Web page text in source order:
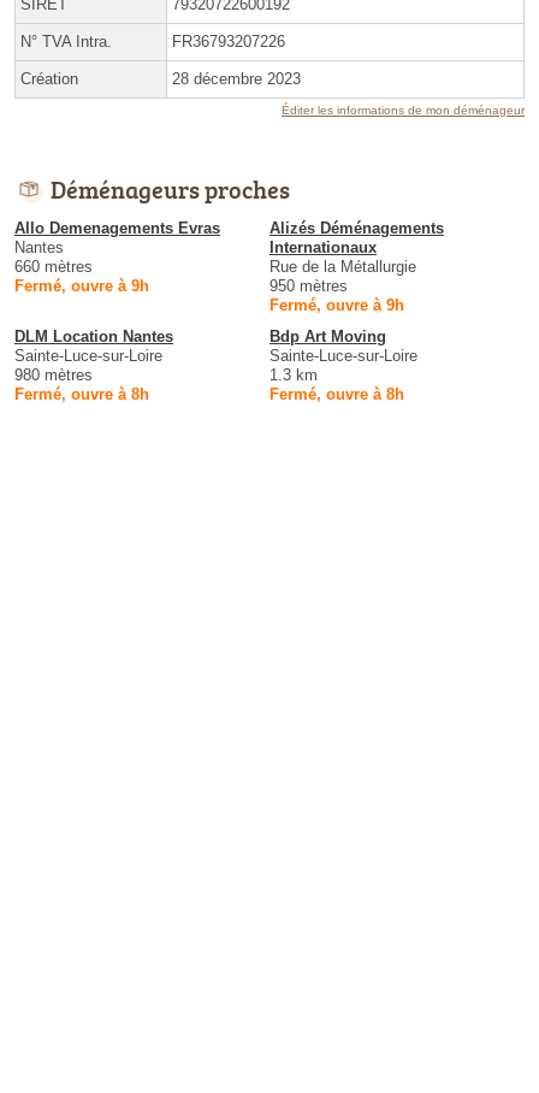
SIRET 79320722600192
N° TVA Intra. FR36793207226
Création 28 décembre 2023
Éditer les informations de mon déménageur
Déménageurs proches
Allo Demenagements Evras
Nantes
660 mètres
Fermé, ouvre à 9h
Alizés Déménagements
Internationaux
Rue de la Métallurgie
950 mètres
Fermé, ouvre à 9h
DLM Location Nantes
Sainte-Luce-sur-Loire
980 mètres
Fermé, ouvre à 8h
Bdp Art Moving
Sainte-Luce-sur-Loire
1.3 km
Fermé, ouvre à 8h